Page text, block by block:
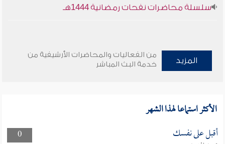
سلسلة محاضرات نفحات رمضانية 1444هـ
المزيد
من الفعاليات والمحاضرات الأرشيفية من
خدمة البث المباشر
الأكثر استماعا لهذا الشهر
0 أقبل على نفسك